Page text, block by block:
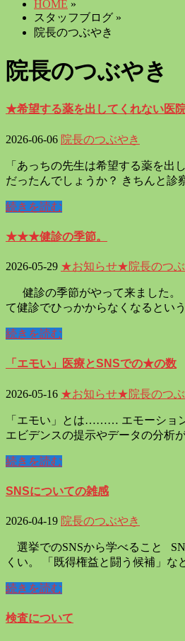
HOME »
スタッフブログ »
院長のつぶやき
院長のつぶやき
★希望する薬を出してくれない医
2026-06-06 院長のつぶやき
「あっちの先生は希望する薬を
だったんでしょうか？ きちんと
続きを読む
★★★健診の季節。
2026-05-29 ★お知らせ★院長のつ
健診の季節がやって来ました。
て健診でひっかからなくなるとい
続きを読む
「エモい」医療とSNSでの★の数
2026-05-16 ★お知らせ★院長のつ
「エモい」とは……… エモーショ
エビデンスの提示やデータの分析
続きを読む
SNSについての雑感
2026-04-19 院長のつぶやき
選挙でのSNSから学べること
くい。 「既得権益と闘う候補」な
続きを読む
検査について